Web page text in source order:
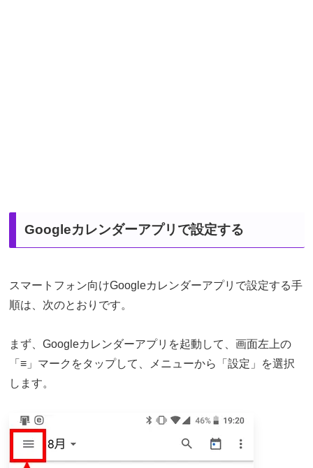
Googleカレンダーアプリで設定する
スマートフォン向けGoogleカレンダーアプリで設定する手
順は、次のとおりです。
まず、Googleカレンダーアプリを起動して、画面左上の
「≡」マークをタップして、メニューから「設定」を選択
します。